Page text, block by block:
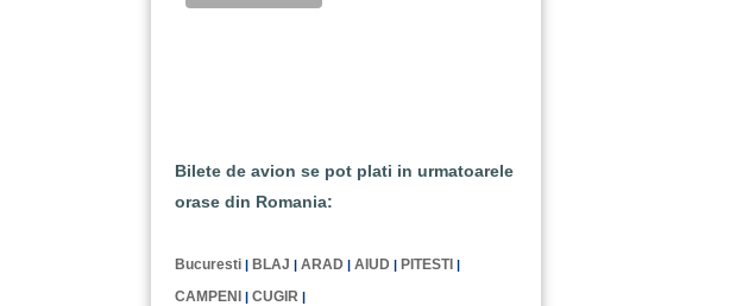
Bilete de avion se pot plati in urmatoarele
orase din Romania:
Bucuresti | BLAJ |ARAD |AIUD | PITESTI |
CAMPENI |CUGIR |